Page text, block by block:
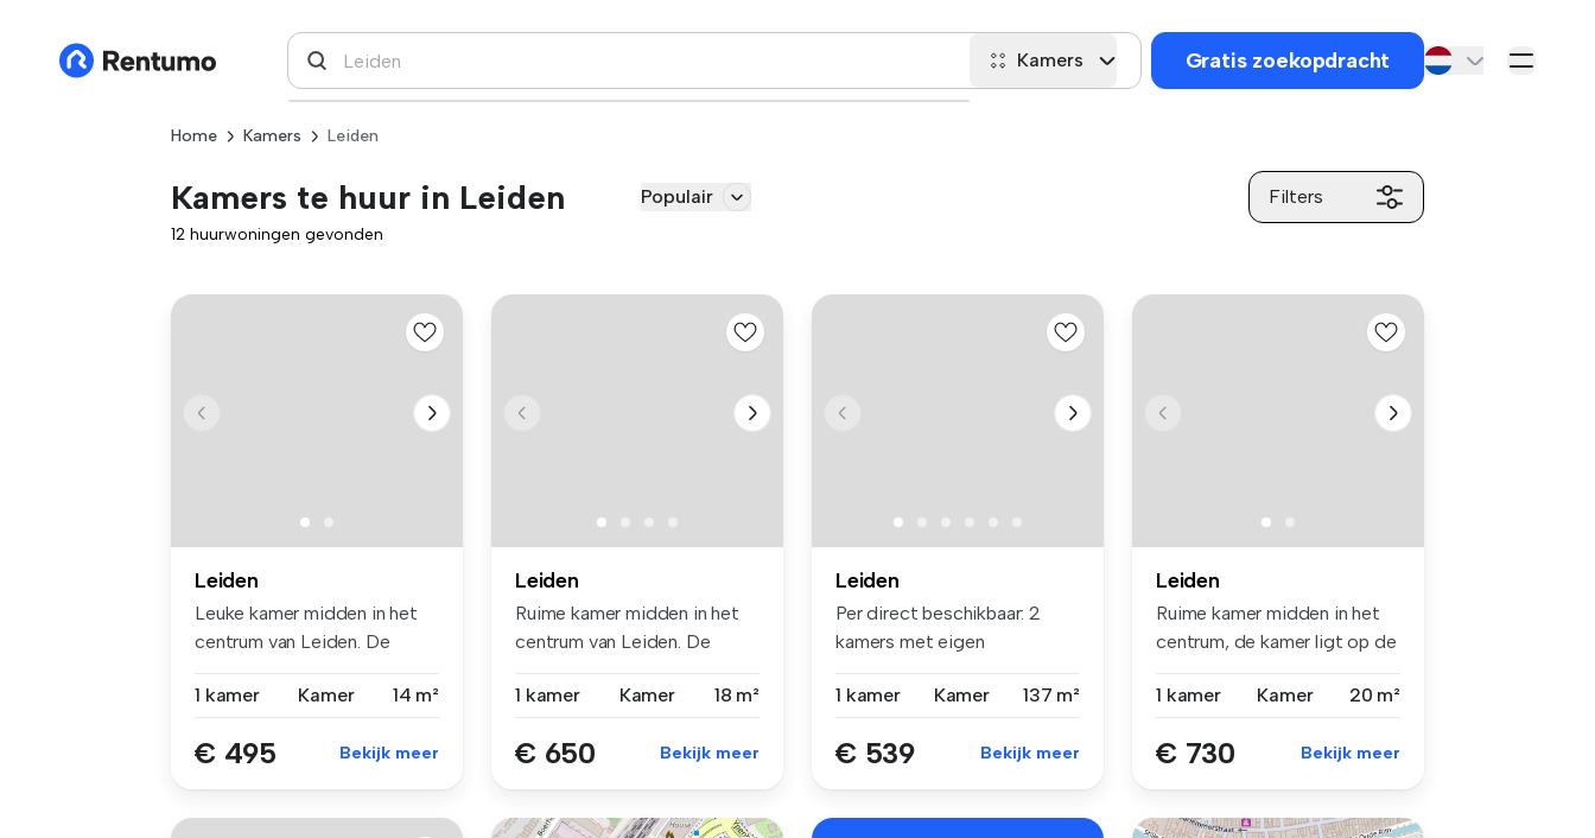
Kamers Gratis zoekopdracht
Home Kamers Leiden
Kamers te huur in Leiden Populair Filters
12 huurwoningen gevonden
Leiden
Leuke kamer midden in het
centrum van Leiden. De
1 kamer
Kamer 14 m²
€ 495 Bekijk meer
Leiden
Ruime kamer midden in het
centrum van Leiden. De
1 kamer
Kamer 18 m²
€ 650 Bekijk meer
Leiden
Per direct beschikbaar: 2
kamers met eigen
1 kamer
Kamer 137 m²
€ 539 Bekijk meer
Leiden
Ruime kamer midden in het
centrum, de kamer ligt op de
1 kamer
Kamer 20 m²
€ 730 Bekijk meer